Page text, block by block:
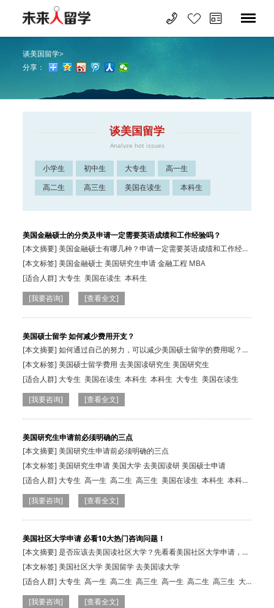
谈美国留学>
分享：
谈美国留学
Analyze hot issues
小学生 初中生 大专生
高一生
高二生
高三生 美国在读生 本科生
美国金融硕士的分类及申请一定需要英语成绩和工作经验吗？
[本文摘要] 美国金融硕士有哪几种？申请一定需要英语成绩和工作经验
吗？解析美…
[本文标签] 美国金融硕士 美国研究生申请 金融工程 MBA
[适合人群] 大专生 美国在读生 本科生
[我要咨询]
[查看全文]
美国硕士留学 如何减少费用开支？
[本文摘要] 如何通过自己的努力，可以减少美国硕士留学的费用呢？看
看资深招生…
[本文标签] 美国硕士留学费用 去美国读研究生 美国研究生
[适合人群] 大专生 美国在读生 本科生 本科生 大专生 美国在读生
[我要咨询]
[查看全文]
美国研究生申请前必须明确的三点
[本文摘要] 美国研究生申请前必须明确的三点
[本文标签] 美国研究生申请 美国大学 去美国读研 美国硕士申请
[适合人群] 大专生 高一生 高二生 高三生 美国在读生 本科生 本科
生 高一生 高二生 高三生 大专生
[我要咨询] [查看全文]
美国社区大学申请 必看10大热门咨询问题！
[本文摘要] 是否应该去美国读社区大学？先看看美国社区大学申请，必
看10大热点…
[本文标签] 美国社区大学 美国留学 去美国读大学
[适合人群] 大专生 高一生 高二生 高三生 高一生 高二生 高三生 大
专生
[我要咨询] [查看全文]